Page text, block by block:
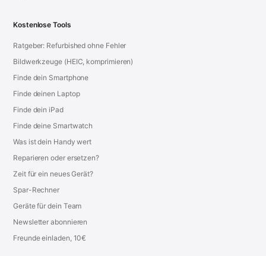
Kostenlose Tools
Ratgeber: Refurbished ohne Fehler
Bildwerkzeuge (HEIC, komprimieren)
Finde dein Smartphone
Finde deinen Laptop
Finde dein iPad
Finde deine Smartwatch
Was ist dein Handy wert
Reparieren oder ersetzen?
Zeit für ein neues Gerät?
Spar-Rechner
Geräte für dein Team
Newsletter abonnieren
Freunde einladen, 10€